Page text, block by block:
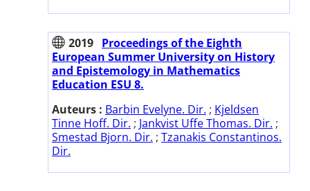
2019 Proceedings of the Eighth
European Summer University on History
and Epistemology in Mathematics
Education ESU 8.
Auteurs : Barbin Evelyne. Dir. ; Kjeldsen
Tinne Hoff. Dir. ; Jankvist Uffe Thomas. Dir. ;
Smestad Bjorn. Dir. ; Tzanakis Constantinos.
Dir.